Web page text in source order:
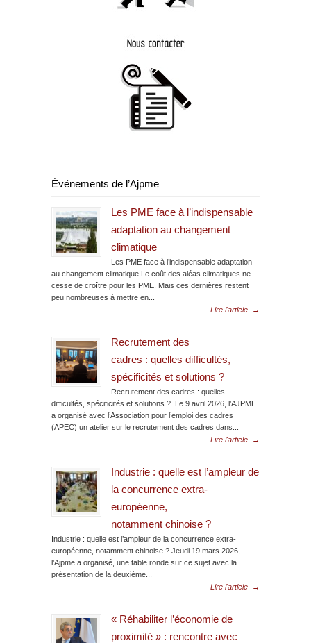
Événements de l’Ajpme
Les PME face à l’indispensable
adaptation au changement
climatique
Les PME face à l’indispensable adaptation
au changement climatique Le coût des aléas climatiques ne
cesse de croître pour les PME. Mais ces dernières restent
peu nombreuses à mettre en...
Lire l'article
→
Recrutement des
cadres : quelles difficultés,
spécificités et solutions ?
Recrutement des cadres : quelles
difficultés, spécificités et solutions ? Le 9 avril 2026, l’AJPME
a organisé avec l’Association pour l’emploi des cadres
(APEC) un atelier sur le recrutement des cadres dans...
Lire l'article
→
Industrie : quelle est l’ampleur de
la concurrence extra-
européenne,
notamment chinoise ?
Industrie : quelle est l’ampleur de la concurrence extra-
européenne, notamment chinoise ? Jeudi 19 mars 2026,
l’Ajpme a organisé, une table ronde sur ce sujet avec la
présentation de la deuxième...
Lire l'article
→
« Réhabiliter l’économie de
proximité » : rencontre avec